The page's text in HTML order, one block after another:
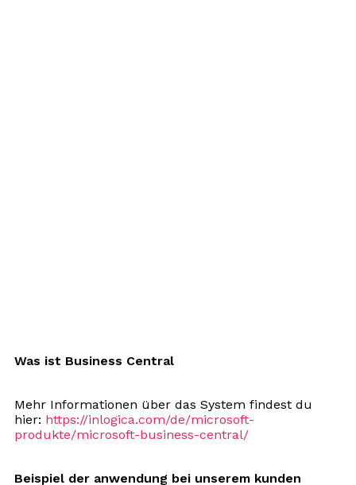
Was ist Business Central
Mehr Informationen über das System findest du
hier: https://inlogica.com/de/microsoft-
produkte/microsoft-business-central/
Beispiel der anwendung bei unserem kunden